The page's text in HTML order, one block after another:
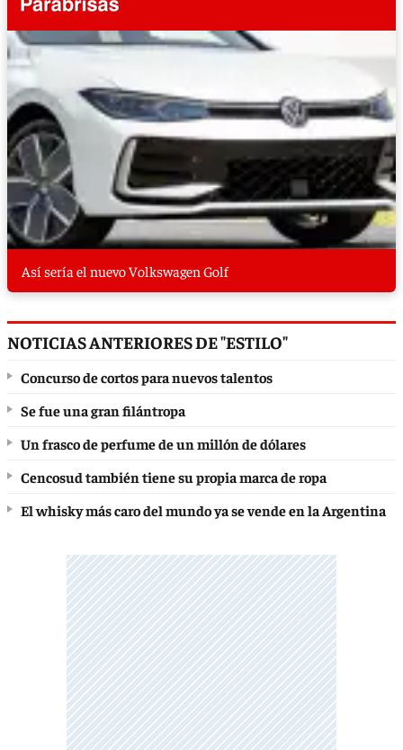
Así sería el nuevo Volkswagen Golf
NOTICIAS ANTERIORES DE "ESTILO"
Concurso de cortos para nuevos talentos
Se fue una gran filántropa
Un frasco de perfume de un millón de dólares
Cencosud también tiene su propia marca de ropa
El whisky más caro del mundo ya se vende en la Argentina